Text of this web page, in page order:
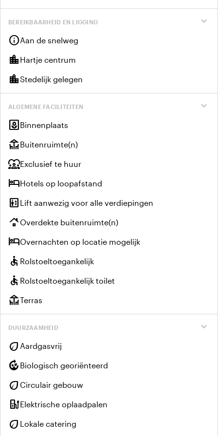
expand_more
BEREIKBAARHEID EN LIGGING
infoAan de snelweg
location_city Hartje centrum
location_cityStedelijk gelegen
expand_more
ALGEMENE FACILITEITEN
yardBinnenplaats
deckBuitenruimte(n)
diversity_1Exclusief te huur
hotelHotels op loopafstand
elevator Lift aanwezig voor alle verdiepingen
roofingOverdekte buitenruimte(n)
hotelOvernachten op locatie mogelijk
accessible Rolstoeltoegankelijk
accessible Rolstoeltoegankelijk toilet
deckTerras
expand_more
DUURZAAMHEID
eco Aardgasvrij
compost Biologisch georiënteerd
eco Circulair gebouw
ev_chargerElektrische oplaadpalen
eco Lokale catering